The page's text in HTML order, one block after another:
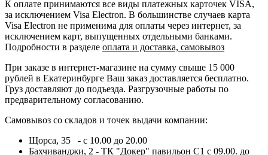
К оплате принимаются все виды платежных карточек VISA,
за исключением Visa Electron. В большинстве случаев карта
Visa Electron не применима для оплаты через интернет, за
исключением карт, выпущенных отдельными банками.
Подробности в разделе оплата и доставка, самовывоз
При заказе в интернет-магазине на сумму свыше 15 000
рублей в Екатеринбурге Ваш заказ доставляется бесплатно.
Груз доставляют до подъезда. Разгрузочные работы по
предварительному согласованию.
Самовывоз со складов и точек выдачи компании:
Щорса, 35 - с 10.00 до 20.00
Бахчиванджи, 2 - ТК "Докер" павильон С1 с 09.00. до